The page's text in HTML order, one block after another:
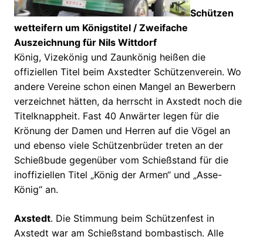
Schützen
wetteifern um Königstitel / Zweifache
Auszeichnung für Nils Wittdorf
König, Vizekönig und Zaunkönig heißen die
offiziellen Titel beim Axstedter Schützenverein. Wo
andere Vereine schon einen Mangel an Bewerbern
verzeichnet hätten, da herrscht in Axstedt noch die
Titelknappheit. Fast 40 Anwärter legen für die
Krönung der Damen und Herren auf die Vögel an
und ebenso viele Schützenbrüder treten an der
Schießbude gegenüber vom Schießstand für die
inoffiziellen Titel „König der Armen“ und „Asse-
König“ an.
Axstedt. Die Stimmung beim Schützenfest in
Axstedt war am Schießstand bombastisch. Alle